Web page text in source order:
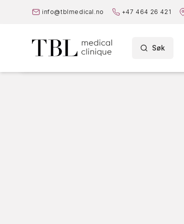
info@tblmedical.no +47 464 26 421
Søk